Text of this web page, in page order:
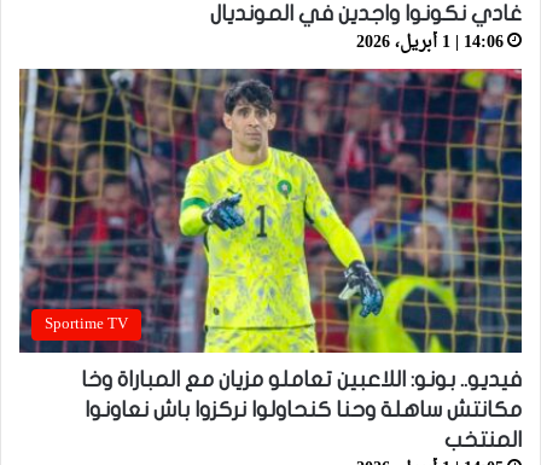
غادي نكونوا واجدين في المونديال
14:06 | 1 أبريل، 2026
Sportime TV
فيديو.. بونو: اللاعبين تعاملو مزيان مع المباراة وخا
مكانتش ساهلة وحنا كنحاولوا نركزوا باش نعاونوا
المنتخب